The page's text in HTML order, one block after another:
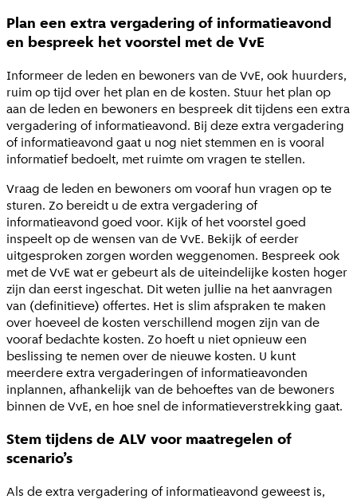
Plan een extra vergadering of informatieavond
en bespreek het voorstel met de VvE
Informeer de leden en bewoners van de VvE, ook huurders,
ruim op tijd over het plan en de kosten. Stuur het plan op
aan de leden en bewoners en bespreek dit tijdens een extra
vergadering of informatieavond. Bij deze extra vergadering
of informatieavond gaat u nog niet stemmen en is vooral
informatief bedoelt, met ruimte om vragen te stellen.
Vraag de leden en bewoners om vooraf hun vragen op te
sturen. Zo bereidt u de extra vergadering of
informatieavond goed voor. Kijk of het voorstel goed
inspeelt op de wensen van de VvE. Bekijk of eerder
uitgesproken zorgen worden weggenomen. Bespreek ook
met de VvE wat er gebeurt als de uiteindelijke kosten hoger
zijn dan eerst ingeschat. Dit weten jullie na het aanvragen
van (definitieve) offertes. Het is slim afspraken te maken
over hoeveel de kosten verschillend mogen zijn van de
vooraf bedachte kosten. Zo hoeft u niet opnieuw een
beslissing te nemen over de nieuwe kosten. U kunt
meerdere extra vergaderingen of informatieavonden
inplannen, afhankelijk van de behoeftes van de bewoners
binnen de VvE, en hoe snel de informatieverstrekking gaat.
Stem tijdens de ALV voor maatregelen of
scenario’s
Als de extra vergadering of informatieavond geweest is,